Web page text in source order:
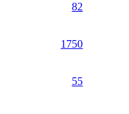
82
1750
55